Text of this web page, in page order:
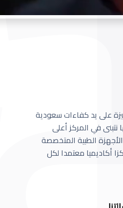
على يد كفاءات سعودية
في المركز أعلى
الطبية المتخصصة
أكاديميا معتمدا لكل